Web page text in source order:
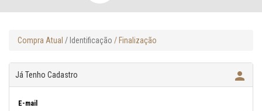
Compra Atual / Identificação / Finalização
Já Tenho Cadastro 
E-mail